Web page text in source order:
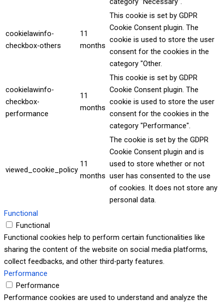
cookielawinfo-
checkbox-others
11
months
This cookie is set by GDPR
Cookie Consent plugin. The
cookie is used to store the user
consent for the cookies in the
category "Other.
cookielawinfo-
checkbox-
performance
11
months
This cookie is set by GDPR
Cookie Consent plugin. The
cookie is used to store the user
consent for the cookies in the
category "Performance".
viewed_cookie_policy
11
months
The cookie is set by the GDPR
Cookie Consent plugin and is
used to store whether or not
user has consented to the use
of cookies. It does not store any
personal data.
Functional
Functional
Functional cookies help to perform certain functionalities like
sharing the content of the website on social media platforms,
collect feedbacks, and other third-party features.
Performance
Performance
Performance cookies are used to understand and analyze the